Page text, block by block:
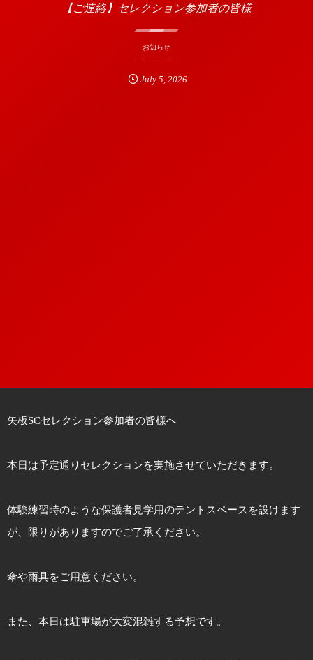
【ご連絡】セレクション参加者の皆様
お知らせ
July 5 ,2026
矢板SCセレクション参加者の皆様へ
本日は予定通りセレクションを実施させていただきます。
体験練習時のような保護者見学用のテントスペースを設けます
が、限りがありますのでご了承ください。
傘や雨具をご用意ください。
また、本日は駐車場が大変混雑する予想です。